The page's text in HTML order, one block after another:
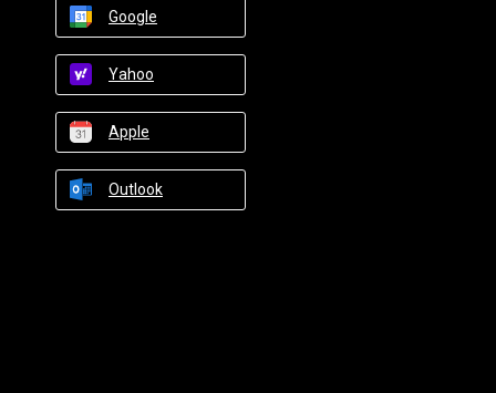
Google
Yahoo
Apple
Outlook